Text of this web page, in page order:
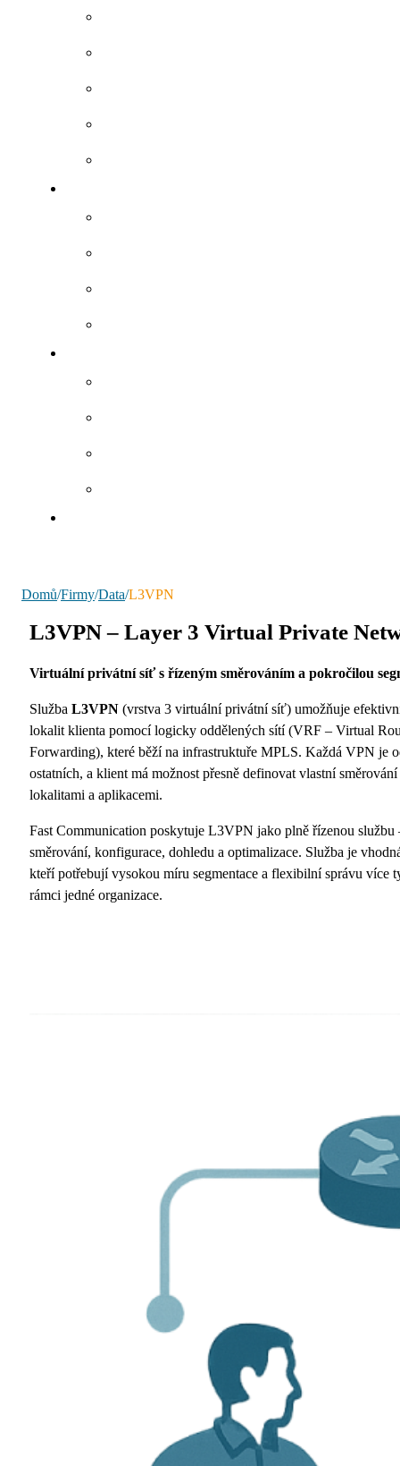
Domů/Firmy/Data/L3VPN
L3VPN – Layer 3 Virtual Private
Virtuální privátní síť s řízeným směrováním a pokročilou
SlužbaL3VPN (vrstva 3 virtuální privátní síť) umožňuje
lokalit klienta pomocí logicky oddělených sítí (VRF – Virtual
Forwarding), které běží na infrastruktuře MPLS. Každá VPN je
ostatních, a klient má možnost přesně definovat vlastní
lokalitami a aplikacemi.
Fast Communication poskytuje L3VPN jako plně řízenou službu
směrování, konfigurace, dohledu a optimalizace. Služba je
kteří potřebují vysokou míru segmentace a flexibilní správu více
rámci jedné organizace.